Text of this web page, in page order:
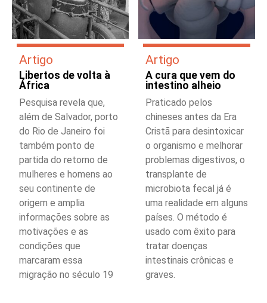
Artigo
Libertos de volta à
África
Pesquisa revela que,
além de Salvador, porto
do Rio de Janeiro foi
também ponto de
partida do retorno de
mulheres e homens ao
seu continente de
origem e amplia
informações sobre as
motivações e as
condições que
marcaram essa
migração no século 19
Artigo
A cura que vem do
intestino alheio
Praticado pelos
chineses antes da Era
Cristã para desintoxicar
o organismo e melhorar
problemas digestivos, o
transplante de
microbiota fecal já é
uma realidade em alguns
países. O método é
usado com êxito para
tratar doenças
intestinais crônicas e
graves.